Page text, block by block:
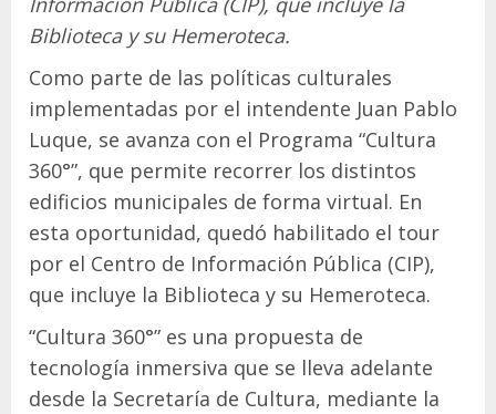
Biblioteca y su Hemeroteca.
Como parte de las políticas culturales
implementadas por el intendente Juan Pablo
Luque, se avanza con el Programa “Cultura
360°”, que permite recorrer los distintos
edificios municipales de forma virtual. En
esta oportunidad, quedó habilitado el tour
por el Centro de Información Pública (CIP),
que incluye la Biblioteca y su Hemeroteca.
“Cultura 360°” es una propuesta de
tecnología inmersiva que se lleva adelante
desde la Secretaría de Cultura, mediante la